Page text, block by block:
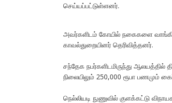
செய்யப்பட்டுள்ளனர்.
அவர்களிடம் கோயில் நகைகளை
காவல்துறையினர் தெரிவித்தனர்.
சந்தேக நபர்களிடமிருந்து ஆலயத்தில்
நிலையிலும் 250,000 ரூபா பணமும்
நெல்லியடி நுணுவில் குளக்கட்டு